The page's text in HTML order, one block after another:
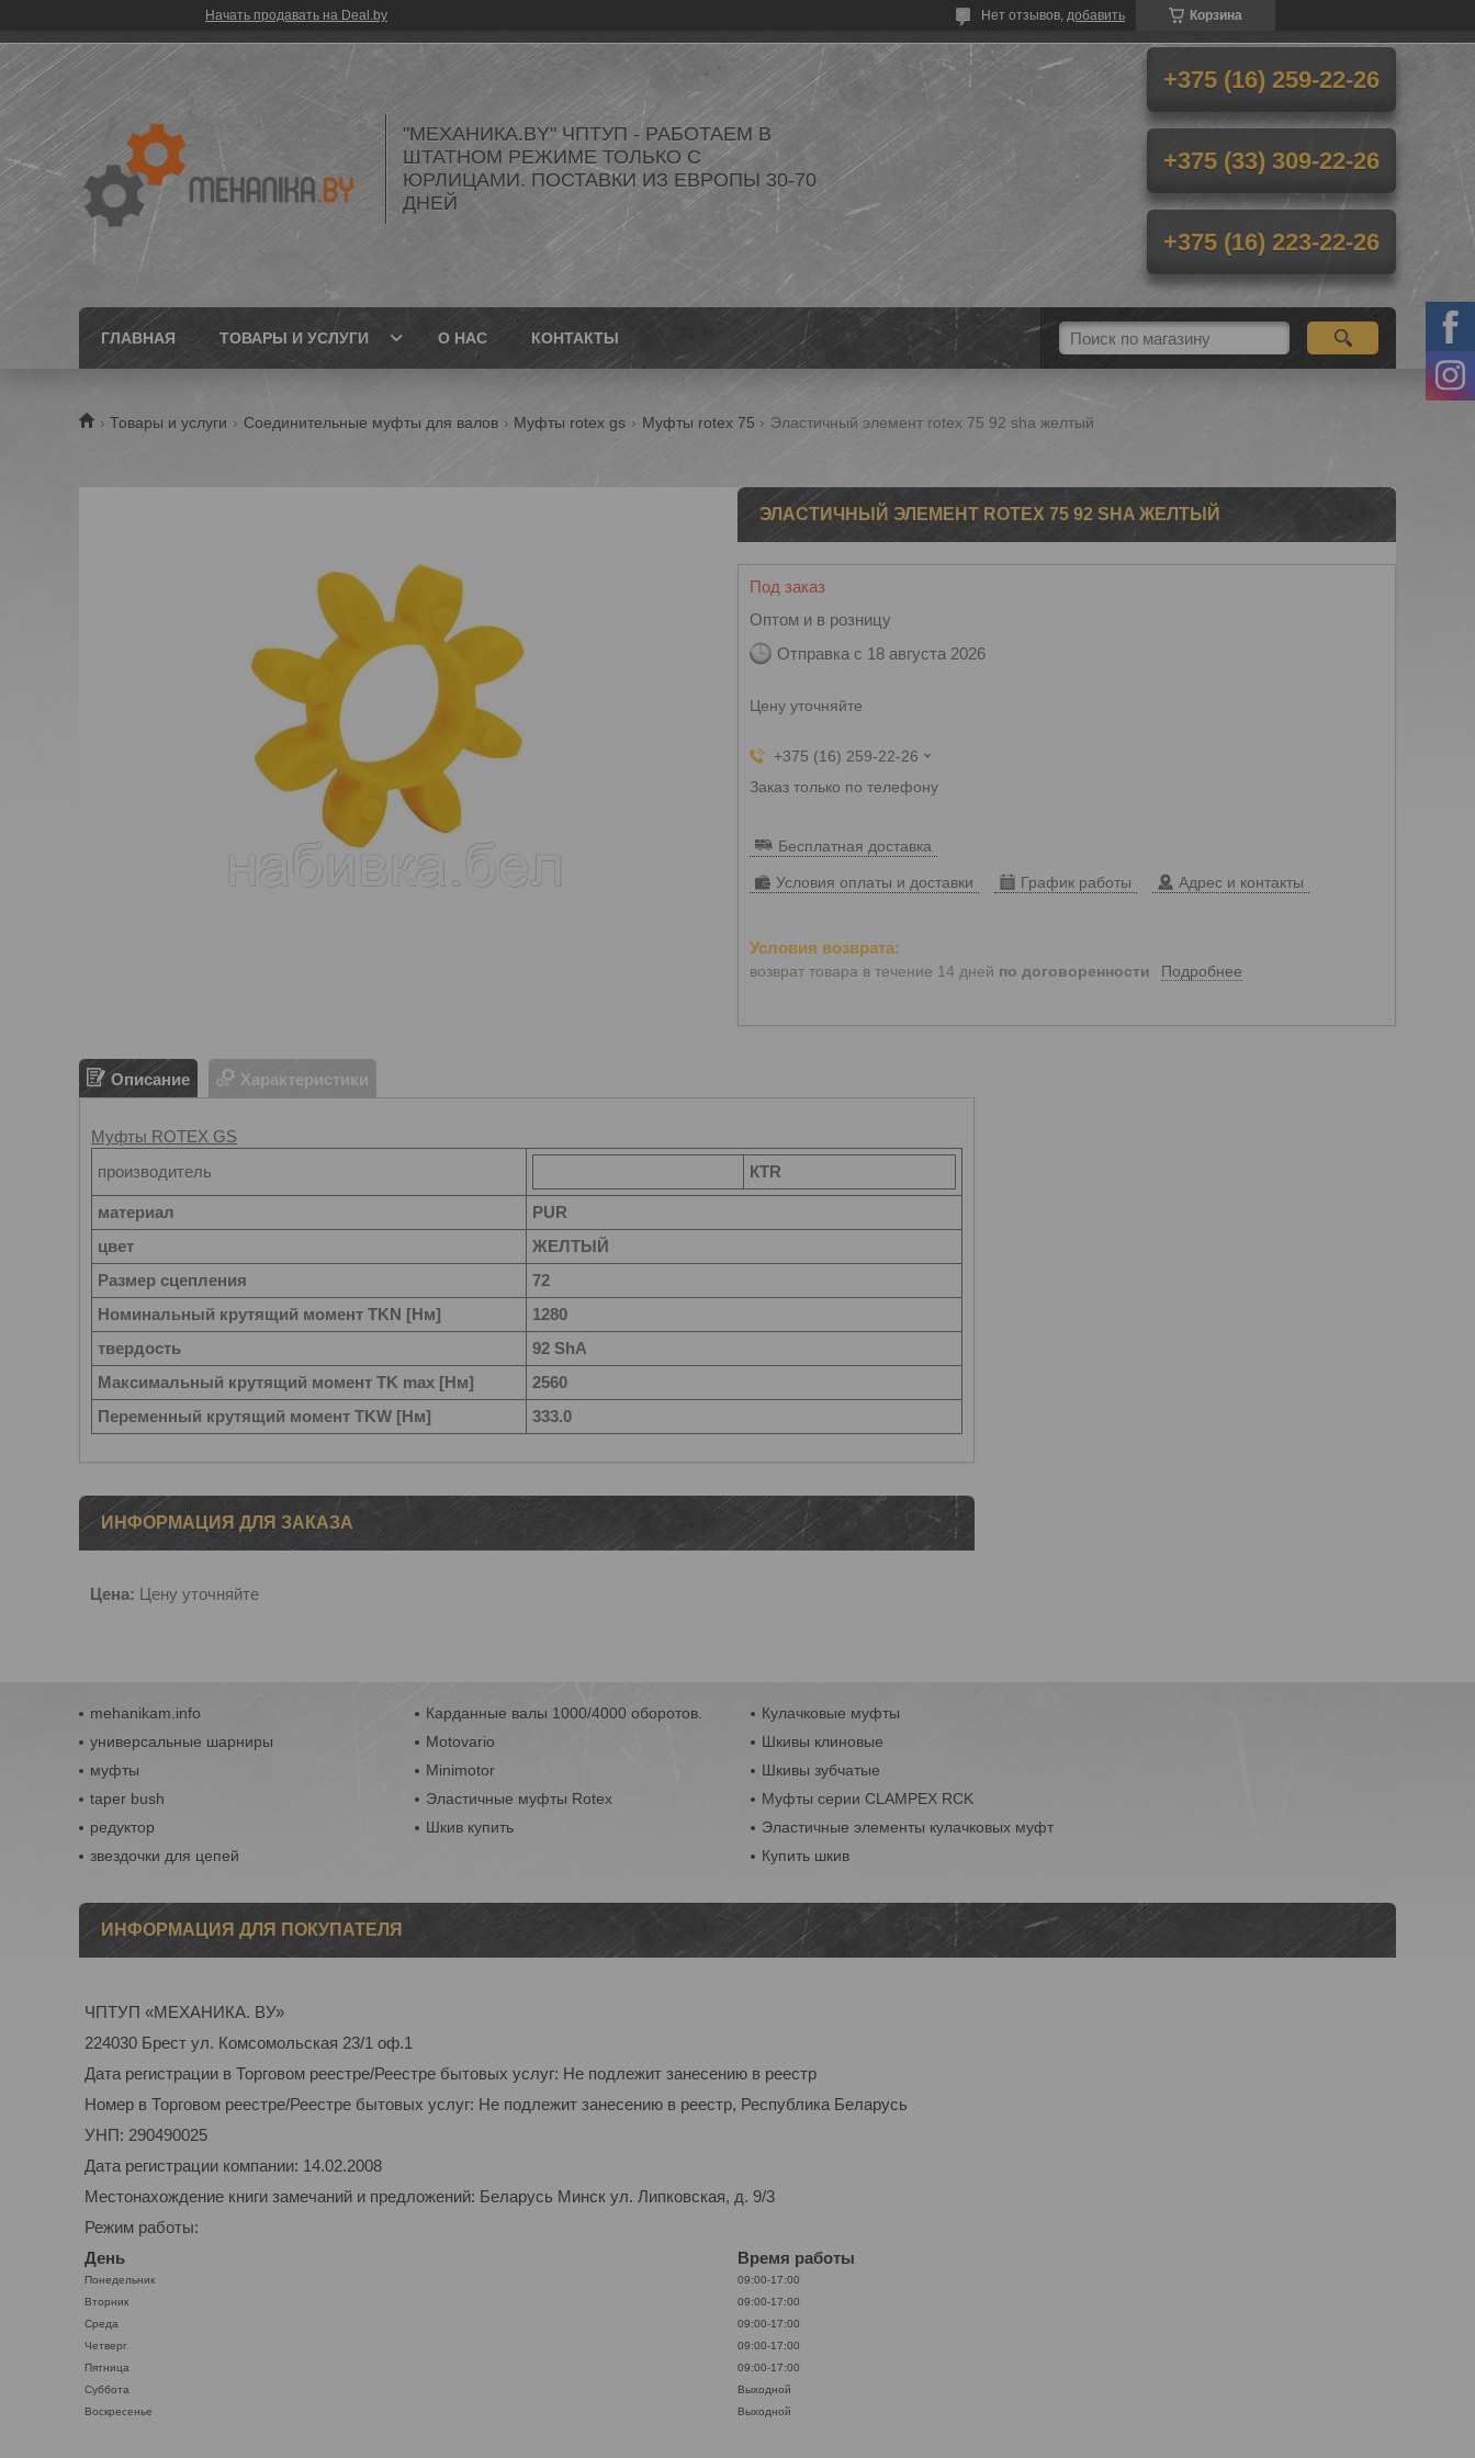
Начать продавать на Deal.by Корзина
Нет отзывов, добавить
"МЕХАНИКА.BY" ЧПТУП - РАБОТАЕМ В
ШТАТНОМ РЕЖИМЕ ТОЛЬКО С
ЮРЛИЦАМИ. ПОСТАВКИ ИЗ ЕВРОПЫ 30-70
ДНЕЙ
+375 (16) 259-22-26
+375 (33) 309-22-26
+375 (16) 223-22-26
ГЛАВНАЯ ТОВАРЫ И УСЛУГИ О НАС КОНТАКТЫ
Товары и услуги Соединительные муфты для валов Муфты rotex gs Муфты rotex 75 Эластичный элемент rotex 75 92 sha желтый
ЭЛАСТИЧНЫЙ ЭЛЕМЕНТ ROTEX 75 92 SHA ЖЕЛТЫЙ
Под заказ
Оптом и в розницу
Отправка с 18 августа 2026
Цену уточняйте
+375 (16) 259-22-26
Заказ только по телефону
Бесплатная доставка
Условия оплаты и доставки График работы Адрес и контакты
возврат товара в течение 14 дней по договоренности Подробнее
Описание Характеристики
Муфты ROTEX GS
производитель
КТR
материал
PUR
цвет
ЖЕЛТЫЙ
Размер сцепления
72
Номинальный крутящий момент TKN [Нм]
1280
твердость
92 ShA
Максимальный крутящий момент TK max [Нм]
2560
Переменный крутящий момент TKW [Нм]
333.0
ИНФОРМАЦИЯ ДЛЯ ЗАКАЗА
Цена: Цену уточняйте
mehanikam.info
универсальные шарниры
муфты
taper bush
редуктор
звездочки для цепей
Карданные валы 1000/4000 оборотов.
Motovario
Minimotor
Эластичные муфты Rotex
Шкив купить
Кулачковые муфты
Шкивы клиновые
Шкивы зубчатые
Муфты серии CLAMPEX RCK
Эластичные элементы кулачковых муфт
Купить шкив
ИНФОРМАЦИЯ ДЛЯ ПОКУПАТЕЛЯ
ЧПТУП «МЕХАНИКА. ВУ»
224030 Брест ул. Комсомольская 23/1 оф.1
Дата регистрации в Торговом реестре/Реестре бытовых услуг: Не подлежит занесению в реестр
Номер в Торговом реестре/Реестре бытовых услуг: Не подлежит занесению в реестр, Республика Беларусь
УНП: 290490025
Дата регистрации компании: 14.02.2008
Местонахождение книги замечаний и предложений: Беларусь Минск ул. Липковская, д. 9/3
Режим работы:
День
Время работы
Понедельник
09:00-17:00
Вторник
09:00-17:00
Среда
09:00-17:00
Четверг
09:00-17:00
Пятница
09:00-17:00
Суббота
Выходной
Воскресенье
Выходной